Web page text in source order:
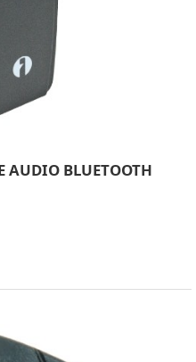
AUDIO BLUETOOTH